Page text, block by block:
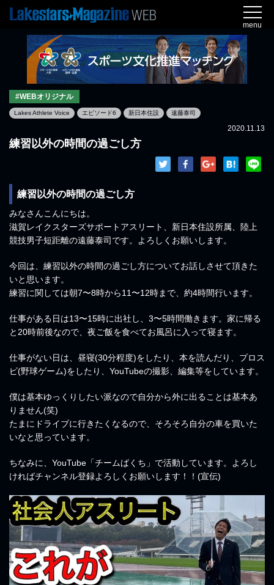
menu
#WEBオリジナル
Lakes Athlete Voice エピソード6 新日本住設 遠藤泰司
2020.11.13
練習以外の時間の過ごし方
練習以外の時間の過ごし方
みなさんこんにちは。
滋賀レイクスターズサポートアスリート、新日本住設所属、陸上
競技男子短距離の遠藤泰司です。よろしくお願いします。
今回は、練習以外の時間の過ごし方についてお話しさせて頂きた
いと思います。
練習に関しては朝7〜8時から11〜12時まで、約4時間行います。
仕事がある日は13〜15時に出社し、3〜5時間働きます。家に帰る
と20時前後なので、夜ご飯を食べてお風呂に入って寝ます。
仕事がない日は、昼寝(30分程度)をしたり、本を読んだり、プロス
ピ(野球ゲーム)をしたり、YouTubeの撮影、編集等をしています。
僕は基本ゆっくりしたい派なので自分から外に出ることは基本あ
りません(笑)
たまにドライブに行きたくなるので、そろそろ自分の車を買いた
いなと思っています。
ちなみに、YouTube「チームばくち」で活動しています。よろし
ければチャンネル登録よろしくお願いします！！(宣伝)